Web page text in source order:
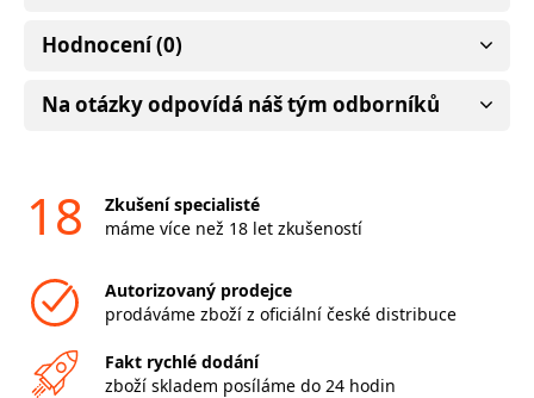
Hodnocení (0)
Na otázky odpovídá náš tým odborníků
18
Zkušení specialisté
máme více než 18 let zkušeností
Autorizovaný prodejce
prodáváme zboží z oficiální české distribuce
Fakt rychlé dodání
zboží skladem posíláme do 24 hodin